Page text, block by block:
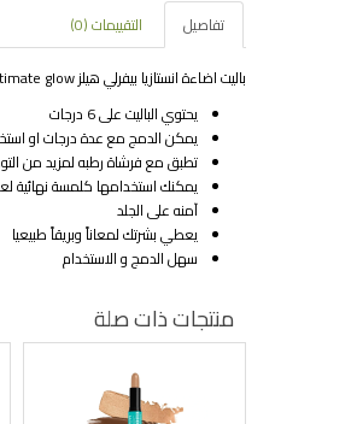
تفاصيل
التقييمات (0)
باليت اضاءة انستازيا بيفرلي هيلز anastasia glow kit - ultimate glow
يحتوي الباليت على 6 درجات
يمكن الدمج مع عدة درجات او
تطبق مع فرشاة رطبه لمزيد من
يمكنك استخدامها كلمسة نهائية
آمنه على الجلد
يعطي بشرتك لمعاناً وبريقاً طبيعيا
سهل الدمج و الاستخدام
منتجات ذات صلة